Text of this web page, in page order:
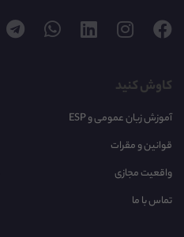
کاوش کنید
آموزش زبان عمومی و ESP
قوانین و مقرات
واقعیت مجازی
تماس با ما